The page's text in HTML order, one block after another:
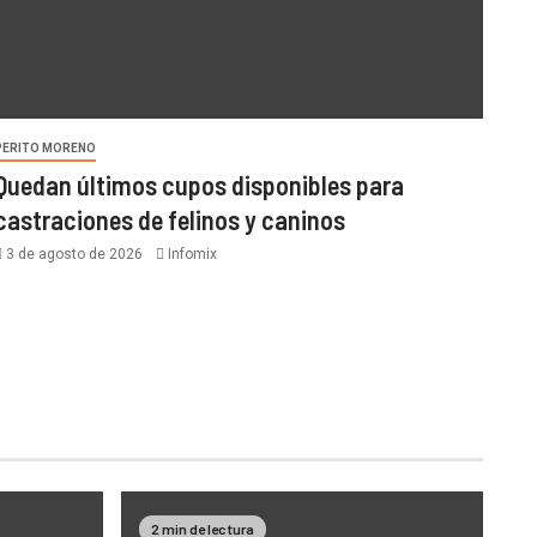
MORENO
últimos cupos disponibles para
de felinos y caninos
3 de agosto de 2026 Infomix
2 min de lectura